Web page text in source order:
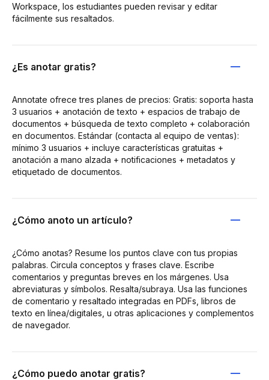
Workspace, los estudiantes pueden revisar y editar
fácilmente sus resaltados.
¿Es anotar gratis?
Annotate ofrece tres planes de precios: Gratis: soporta hasta
3 usuarios + anotación de texto + espacios de trabajo de
documentos + búsqueda de texto completo + colaboración
en documentos. Estándar (contacta al equipo de ventas):
mínimo 3 usuarios + incluye características gratuitas +
anotación a mano alzada + notificaciones + metadatos y
etiquetado de documentos.
¿Cómo anoto un artículo?
¿Cómo anotas? Resume los puntos clave con tus propias
palabras. Circula conceptos y frases clave. Escribe
comentarios y preguntas breves en los márgenes. Usa
abreviaturas y símbolos. Resalta/subraya. Usa las funciones
de comentario y resaltado integradas en PDFs, libros de
texto en línea/digitales, u otras aplicaciones y complementos
de navegador.
¿Cómo puedo anotar gratis?